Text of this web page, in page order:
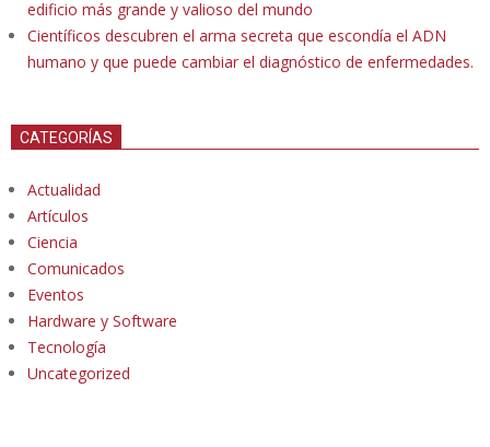
edificio más grande y valioso del mundo
Científicos descubren el arma secreta que escondía el ADN
humano y que puede cambiar el diagnóstico de enfermedades.
CATEGORÍAS
Actualidad
Artículos
Ciencia
Comunicados
Eventos
Hardware y Software
Tecnología
Uncategorized